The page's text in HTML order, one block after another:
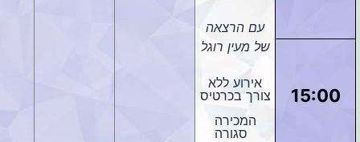
עם הרצאה
של מעין רוגל
אירוע ללא
צורך בכרטיס
המכירה
סגורה
15:00